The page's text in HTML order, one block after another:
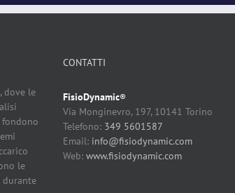
dove le
fondono
le
durante
CONTATTI
FisioDynamic®
Via Monginevro, 197, 10141 Torino
Telefono: 349 5601587
Email: info@fisiodynamic.com
Web: www.fisiodynamic.com